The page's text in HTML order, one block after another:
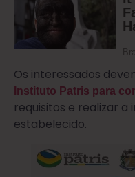
Os interessados
Instituto Patris para
requisitos e realizar
estabelecido.